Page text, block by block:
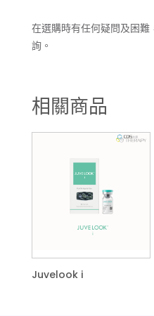
在選購時有任何疑問及困難
詢。
相關商品
Juvelook i